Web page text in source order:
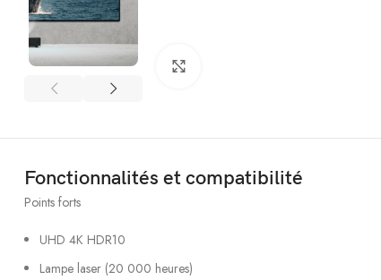
Fonctionnalités et compatibilité
Points forts
UHD 4K HDR10
Lampe laser (20 000 heures)